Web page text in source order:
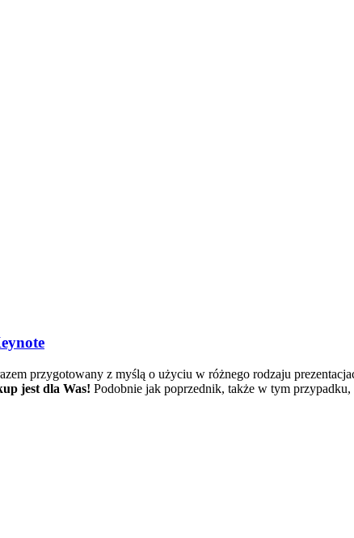
przygotowany z myślą o użyciu w różnego rodzaju
jest dla Was! Podobnie jak poprzednik, także w tym